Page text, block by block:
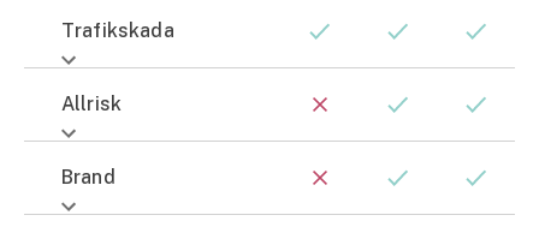
Trafikskada
Allrisk
Brand